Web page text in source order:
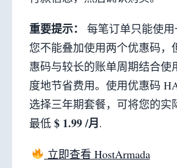
重要提示：
每笔订单只能使用
您不能叠加使用两个优惠码，
惠码与较长的账单周期结合使
度地节省费用。使用优惠码
选择三年期套餐，可将您的实
最低 $ 1.99 /月.
立即查看 HostArmada